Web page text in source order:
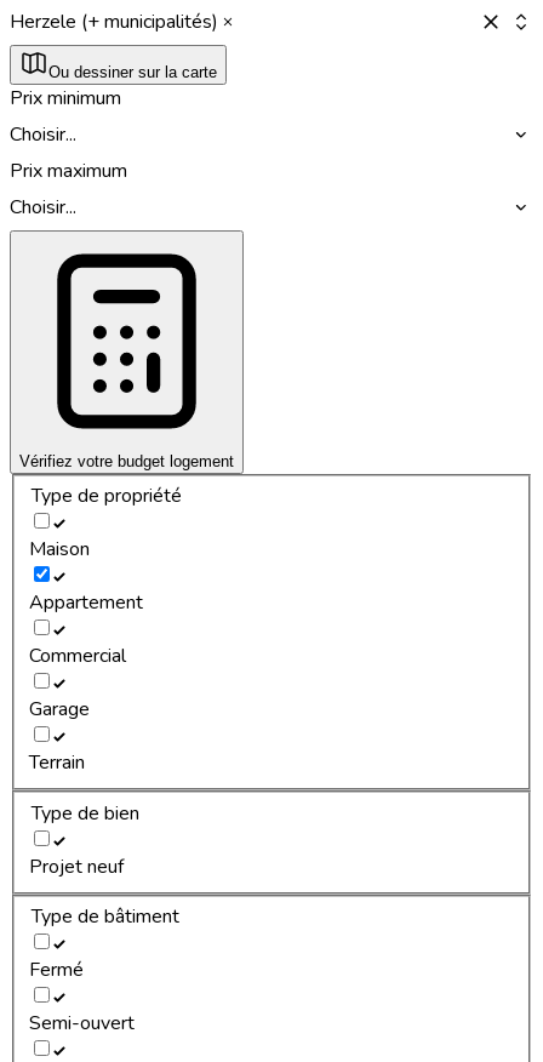
Herzele (+ municipalités)
Ou dessiner sur la carte
Prix minimum
Choisir...
Prix maximum
Choisir...
Vérifiez votre budget logement
Type de propriété
Maison
Appartement
Commercial
Garage
Terrain
Type de bien
Projet neuf
Type de bâtiment
Fermé
Semi-ouvert